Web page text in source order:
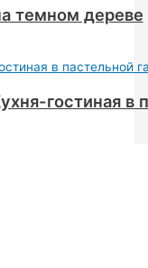
темном дереве
гостиная в